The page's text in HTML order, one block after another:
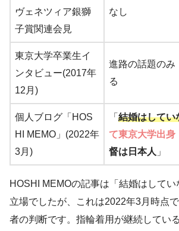
ヴェネツィア銀獅
子賞関連会見
なし
東京大学卒業生イ
ンタビュー(2017年
12月)
進路の話題のみ
る
個人ブログ「HOS
HI MEMO」(2022年
3月)
「 結婚はしてい
て東京大学出身
督は日本人 」
HOSHI MEMOの記事は「結婚はして
立場でしたが、これは2022年3月時点
者の判断です。指輪着用が継続してい